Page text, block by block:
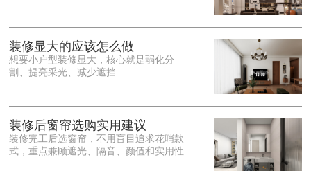
保耐用，抗风化、耐腐蚀，使用
装修显大的应该怎么做
想要小户型装修显大，核心就是弱化分
割、提亮采光、减少遮挡
装修后窗帘选购实用建议
装修完工后选窗帘，不用盲目追求花哨款
式，重点兼顾遮光、隔音、颜值和实用性